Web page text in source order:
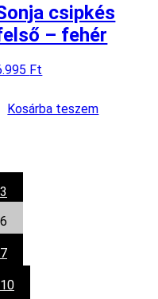
csipkés
– fehér
Ft
Kosárba teszem
3
6
7
10